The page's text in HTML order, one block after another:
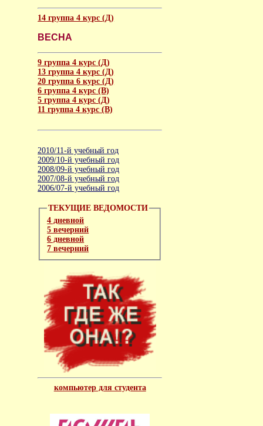
14 группа 4 курс (Д)
ВЕСНА
9 группа 4 курс (Д)
13 группа 4 курс (Д)
20 группа 6 курс (Д)
6 группа 4 курс (B)
5 группа 4 курс (Д)
11 группа 4 курс (B)
2010/11-й учебный год
2009/10-й учебный год
2008/09-й учебный год
2007/08-й учебный год
2006/07-й учебный год
ТЕКУЩИЕ ВЕДОМОСТИ
4 дневной
5 вечерний
6 дневной
7 вечерний
компьютер для студента